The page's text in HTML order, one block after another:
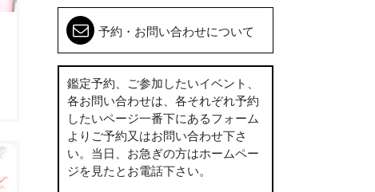
予約・お問い合わせについて
鑑定予約、ご参加したいイベント、
各お問い合わせは、各それぞれ予約
したいページ一番下にあるフォーム
よりご予約又はお問い合わせ下さ
い。当日、お急ぎの方はホームペー
ジを見たとお電話下さい。